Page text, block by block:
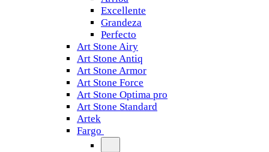
Excellente
Grandeza
Perfecto
Art Stone Airy
Art Stone Antiq
Art Stone Armor
Art Stone Force
Art Stone Optima pro
Art Stone Standard
Artek
Fargo